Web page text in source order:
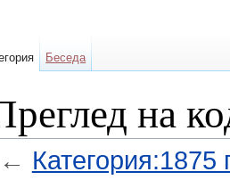
на
← Категория:1875
Беседа